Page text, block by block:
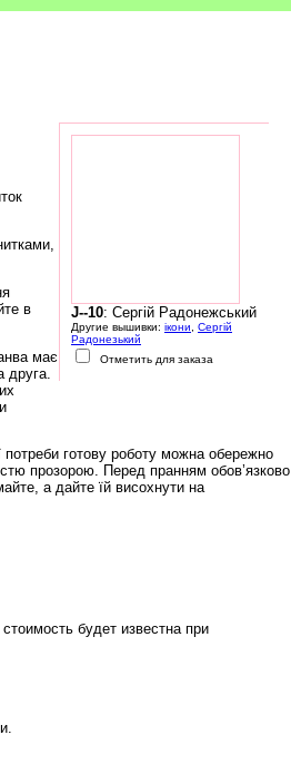
J--10: Сергій Радонежський
Другие вышивки: ікони
Сергій
Радонезький
Отметить для заказа
в
має
друга.
готову роботу можна обережно
прозорою. Перед пранням обов’язково
а дайте їй висохнути на
будет известна при